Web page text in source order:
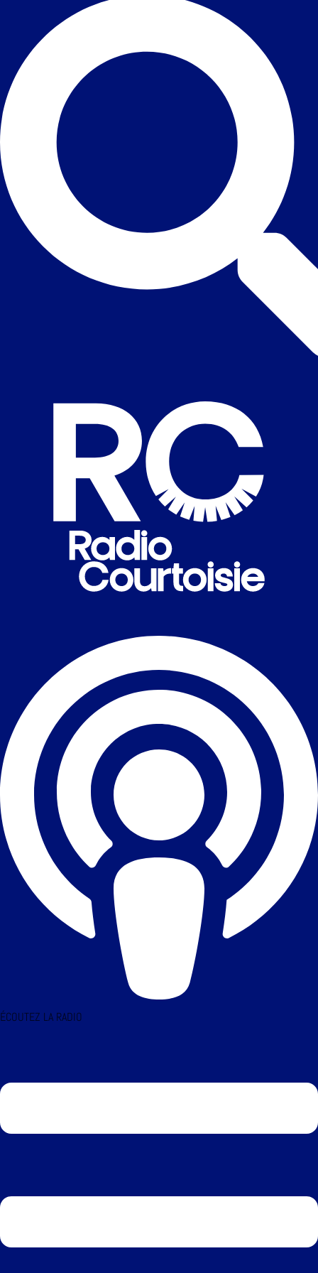
ÉCOUTEZ LA RADIO